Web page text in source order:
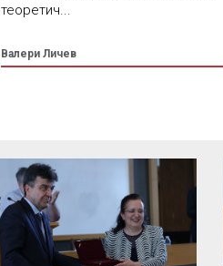
теоретич...
Валери Личев